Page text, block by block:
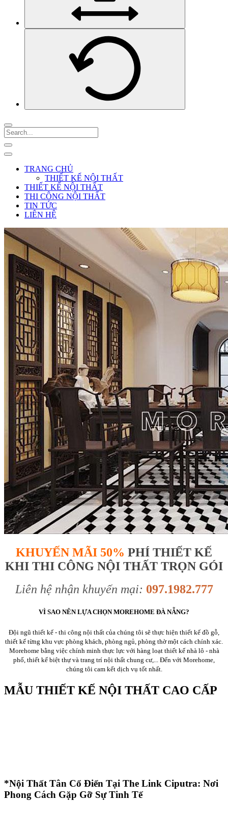
TRANG CHỦ
THIẾT KẾ NỘI THẤT
THIẾT KẾ NỘI THẤT
THI CÔNG NỘI THẤT
TIN TỨC
LIÊN HỆ
KHUYẾN MÃI 50% PHÍ THIẾT KẾ
KHI THI CÔNG NỘI THẤT TRỌN GÓI
Liên hệ nhận khuyến mại: 097.1982.777
VÌ SAO NÊN LỰA CHỌN MOREHOME ĐÀ NẴNG?
Đội ngũ thiết kế - thi công nội thất của chúng tôi sẽ thực hiện thiết kế đồ gỗ,
thiết kế từng khu vực phòng khách, phòng ngủ, phòng thờ một cách chính xác.
Morehome bằng việc chính minh thực lực với hàng loạt thiết kế nhà lô - nhà
phố, thiết kế biệt thự và trang trí nội thất chung cư,... Đến với Morehome,
chúng tôi cam kết dịch vụ tốt nhất.
MẪU THIẾT KẾ NỘI THẤT CAO CẤP
*Nội Thất Tân Cổ Điển Tại The Link Ciputra: Nơi
Phong Cách Gặp Gỡ Sự Tinh Tế